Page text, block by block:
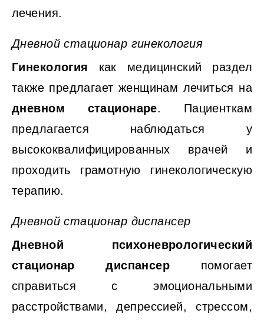
лечения.
Дневной стационар гинекология
Гинекология как медицинский раздел
также предлагает женщинам лечиться на
дневном
стационаре. Пациенткам
предлагается наблюдаться у
высококвалифицированных врачей и
проходить грамотную гинекологическую
терапию.
Дневной стационар диспансер
Дневной
психоневрологический
стационар
диспансер помогает
справиться с эмоциональными
расстройствами, депрессией, стрессом,